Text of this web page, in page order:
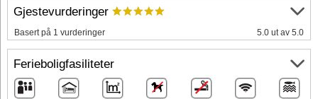
Gjestevurderinger
Basert på 1 vurderinger 5.0 ut av 5.0
Ferieboligfasiliteter